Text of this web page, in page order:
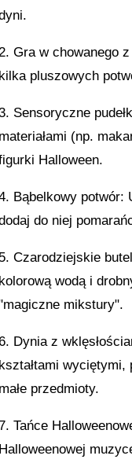
Gra w chowanego
pluszowych
Sensoryczne
(np.
Halloween.
Bąbelkowy potwór:
do niej
Czarodziejskie
wodą i
mikstury".
Dynia z
przedmioty.
Tańce